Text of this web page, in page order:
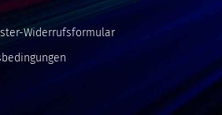
Widerrufsformular